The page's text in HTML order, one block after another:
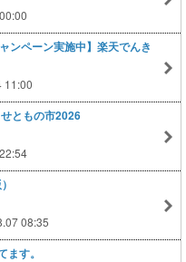
ンペーン実施中】楽天でんき
11:00
ともの市2026
08:35
ます。